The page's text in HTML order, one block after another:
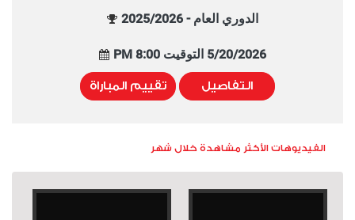
الدوري العام - 2025/2026
5/20/2026 التوقيت 8:00 PM
التفاصيل تقييم المباراة
الفيديوهات الأكثر مشاهدة خلال شهر